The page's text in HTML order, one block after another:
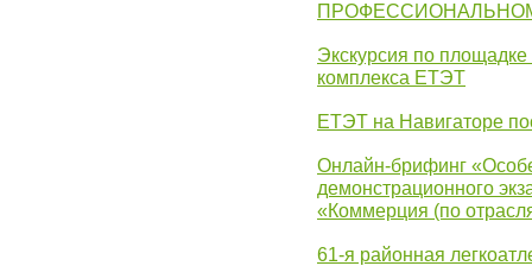
Экскурсия по
комплекса ЕТЭТ
ЕТЭТ на Навигаторе
Онлайн-брифинг
демонстрационного
«Коммерция (по
61-я районная